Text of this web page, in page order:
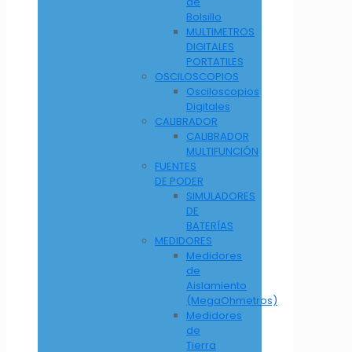
Bolsillo
MULTIMETROS
DIGITALES
PORTATILES
OSCILOSCOPIOS
Osciloscopios
Digitales
CALIBRADOR
CALIBRADOR
MULTIFUNCIÓN
FUENTES
DE PODER
SIMULADORES
DE
BATERÍAS
MEDIDORES
Medidores
de
Aislamiento
(MegaOhmetros)
Medidores
de
Tierra